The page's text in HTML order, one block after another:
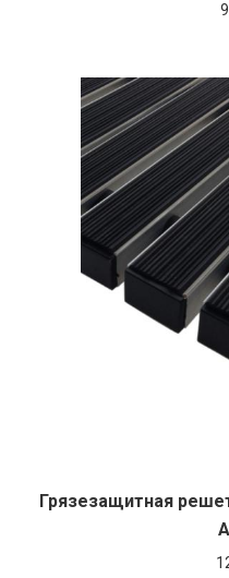
Грязезащитная